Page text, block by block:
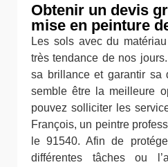
Obtenir un devis
mise en peinture
Les sols avec du
très tendance de nos
sa brillance et garantir sa
semble être la meilleure
pouvez solliciter les
François, un peintre
le 91540. Afin de
différentes tâches ou